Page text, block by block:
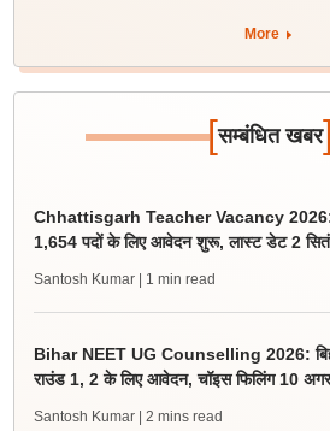
More
[सम्बंधित खबर
Chhattisgarh Teacher Vacancy 2026:
1,654 पदों के लिए आवेदन शुरू, लास्ट डेट 2
Santosh Kumar | 1 min read
Bihar NEET UG Counselling 2026:
राउंड 1, 2 के लिए आवेदन, चॉइस फिलिंग 10
Santosh Kumar | 2 mins read